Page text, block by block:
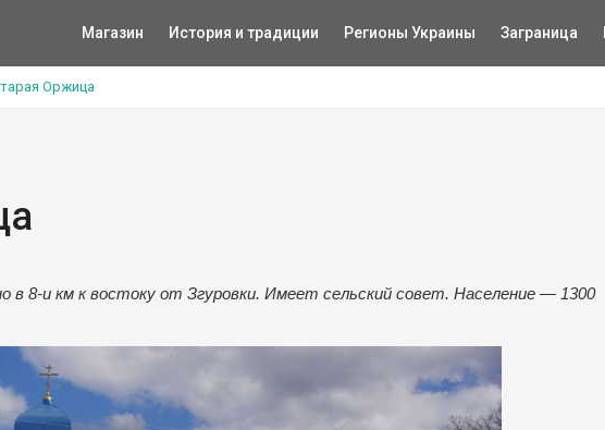
Магазин История и традиции Регионы Украины Заграница
Оржица
в 8-и км к востоку от Згуровки. Имеет сельский совет. Население — 1300